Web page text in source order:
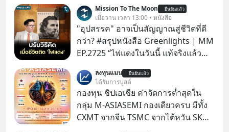
Mission To The Moon ยืนยันแล้ว
เมื่อวาน เวลา 13:00 • หนังสือ
"อุปสรรค" อาจเป็นสัญญาณสู่ชีวิตที่ดี
กว่า? #สรุปหนังสือ Greenlights | MM
EP.2725 “ไฟแดงในวันนี้ แท้จริงแล้ว
เปลี่ยนสี” McConaughey ดาราดาวรุ่ง
ในยุคหนึ่ง เคยปฏิเสธเงินค่าตัวหนังรอม
คอมที่สูงถึง 14.5 ล้านดอลลาร์ (หรือ
ราว 500 ล้านบาท) เพียงเพราะเขาไม่
ลงทุนแมน ยืนยันแล้ว
ได้รับการบูสต์
กองทุน ชิปเอเชีย ค่าจัดการต่ำสุดใน
กลุ่ม M-ASIASEMI กองเดียวครบ มีทั้ง
CXMT จากจีน TSMC จากไต้หวัน SK